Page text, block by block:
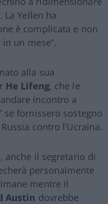
Yellen ha
è complicata e non
un mese”.
alla sua
He Lifeng, che le
incontro a
se fornissero sostegno
contro l’Ucraina.
anche il segretario di
personalmente
mentre il
Austin dovrebbe